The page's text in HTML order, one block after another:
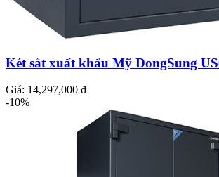
Két sắt xuất khẩu Mỹ DongSung
Giá: 14,297,000 đ
-10%